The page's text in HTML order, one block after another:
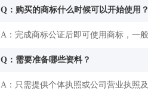
Q：购买的商标什么时候可以开始使用？
A：完成商标公证后即可使用商标，一
Q：需要准备哪些资料？
A：只需提供个体执照或公司营业执照